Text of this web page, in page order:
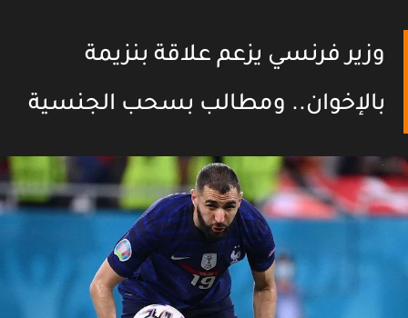
وزير فرنسي يزعم علاقة بنزيمة
بالإخوان.. ومطالب بسحب الجنسية